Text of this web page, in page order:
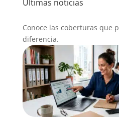
Últimas noticias
Conoce las coberturas que
diferencia.